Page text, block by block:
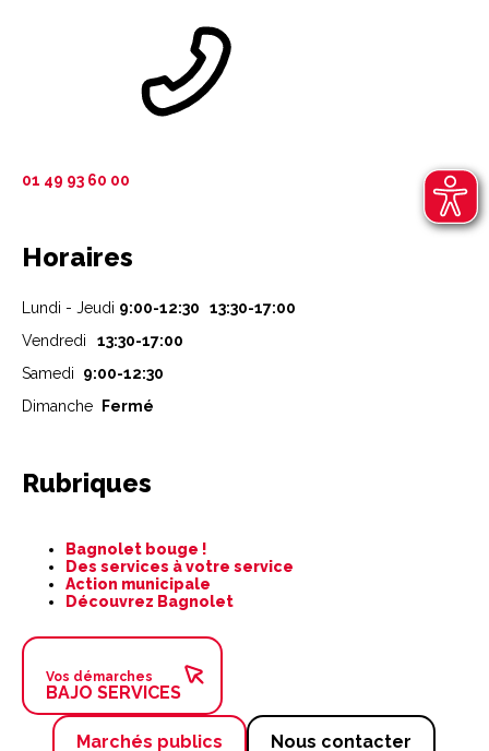
01 49 93 60 00
Horaires
Lundi - Jeudi 9:00-12:30 13:30-17:00
Vendredi
13:30-17:00
Samedi 9:00-12:30
Dimanche
Fermé
Rubriques
contenu
Bagnolet bouge !
Des services à votre service
Action municipale
Découvrez Bagnolet
Vos démarches
BAJO SERVICES
Marchés publics Nous contacter